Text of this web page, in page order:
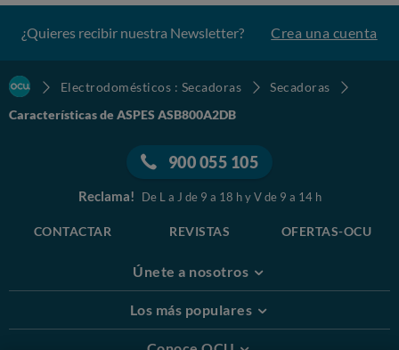
¿Quieres recibir nuestra Newsletter? Crea una cuenta
Electrodomésticos : Secadoras
Secadoras
Características de ASPES ASB800A2DB
900 055 105
Reclama! De L a J de 9 a 18 h y V de 9 a 14 h
CONTACTAR REVISTAS OFERTAS-OCU
Únete a nosotros
Los más populares